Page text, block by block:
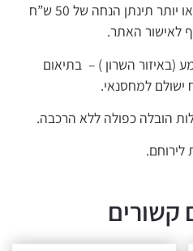
בלבד. בהזמנת שני מוצרים או יותר תינתן הנחה של 50 ש”ח
האתר.
השרון ) – בתיאום
כפולה ללא הרכבה.